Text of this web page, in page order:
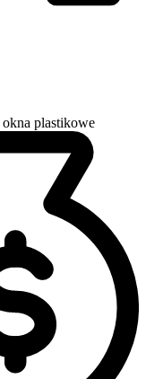
okna plastikowe